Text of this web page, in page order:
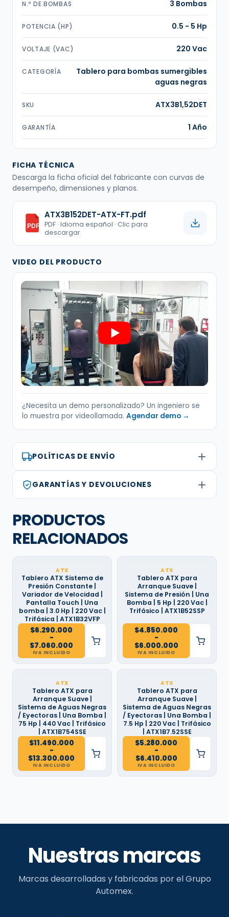
N.º DE BOMBAS 3 Bombas
POTENCIA (HP) 0.5 - 5 Hp
VOLTAJE (VAC) 220 Vac
CATEGORÍA
Tablero para bombas sumergibles
aguas negras
SKU ATX3B1,52DET
GARANTÍA 1 Año
FICHA TÉCNICA
Descarga la ficha oficial del fabricante con curvas de
desempeño, dimensiones y planos.
PDF
ATX3B152DET-ATX-FT.pdf
PDF · Idioma español · Clic para
descargar
VIDEO DEL PRODUCTO
¿Necesita un demo personalizado? Un ingeniero se
lo muestra por videollamada. Agendar demo →
POLÍTICAS DE ENVÍO
GARANTÍAS Y DEVOLUCIONES
PRODUCTOS
RELACIONADOS
ATX
Tablero ATX Sistema de
Presión Constante |
Variador de Velocidad |
Pantalla Touch | Una
bomba | 3.0 Hp | 220 Vac |
Trifásica | ATX1B32VFP
$6.290.000
-
$7.060.000
Rango
de
precios:
desde
hasta
$7.060.000
IVA INCLUIDO
ATX
Tablero ATX para
Arranque Suave |
Sistema de Presión | Una
Bomba | 5 Hp | 220 Vac |
Trifásico | ATX1B52SSP
$4.850.000
-
$6.000.000
Rango
de
precios:
desde
hasta
$6.000.000
IVA INCLUIDO
ATX
Tablero ATX para
Arranque Suave |
Sistema de Aguas Negras
/ Eyectoras | Una Bomba |
75 Hp | 440 Vac | Trifásico
| ATX1B754SSE
$11.490.000
-
$13.300.000
Rango
de
precios:
desde
IVA INCLUIDO
ATX
Tablero ATX para
Arranque Suave |
Sistema de Aguas Negras
/ Eyectoras | Una Bomba |
7.5 Hp | 220 Vac | Trifásico
| ATX1B7.52SSE
$5.280.000
-
$6.410.000
Rango
de
precios:
desde
IVA INCLUIDO
Nuestras marcas
Marcas desarrolladas y fabricadas por el Grupo
Automex.